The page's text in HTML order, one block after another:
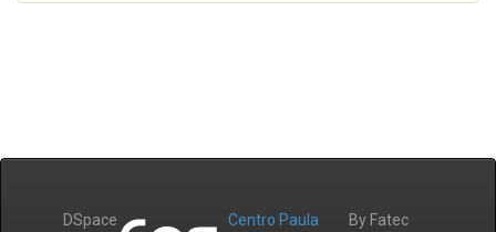
DSpace
Centro Paula
By Fatec